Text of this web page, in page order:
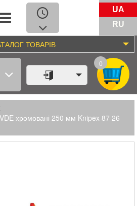
UA
RU
ТОВАРІВ
0
хромовані 250 мм Knipex 87 26